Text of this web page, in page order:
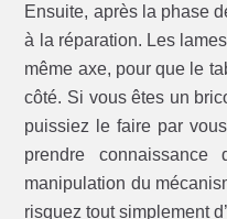
Ensuite, après la phase
à la réparation. Les
même axe, pour que le
côté. Si vous êtes un
puissiez le faire par
prendre
manipulation du
risquez tout simplement